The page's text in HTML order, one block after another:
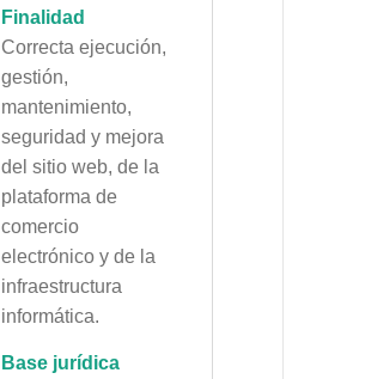
Finalidad
Correcta ejecución,
gestión,
mantenimiento,
seguridad y mejora
del sitio web, de la
plataforma de
comercio
electrónico y de la
infraestructura
informática.
Base jurídica